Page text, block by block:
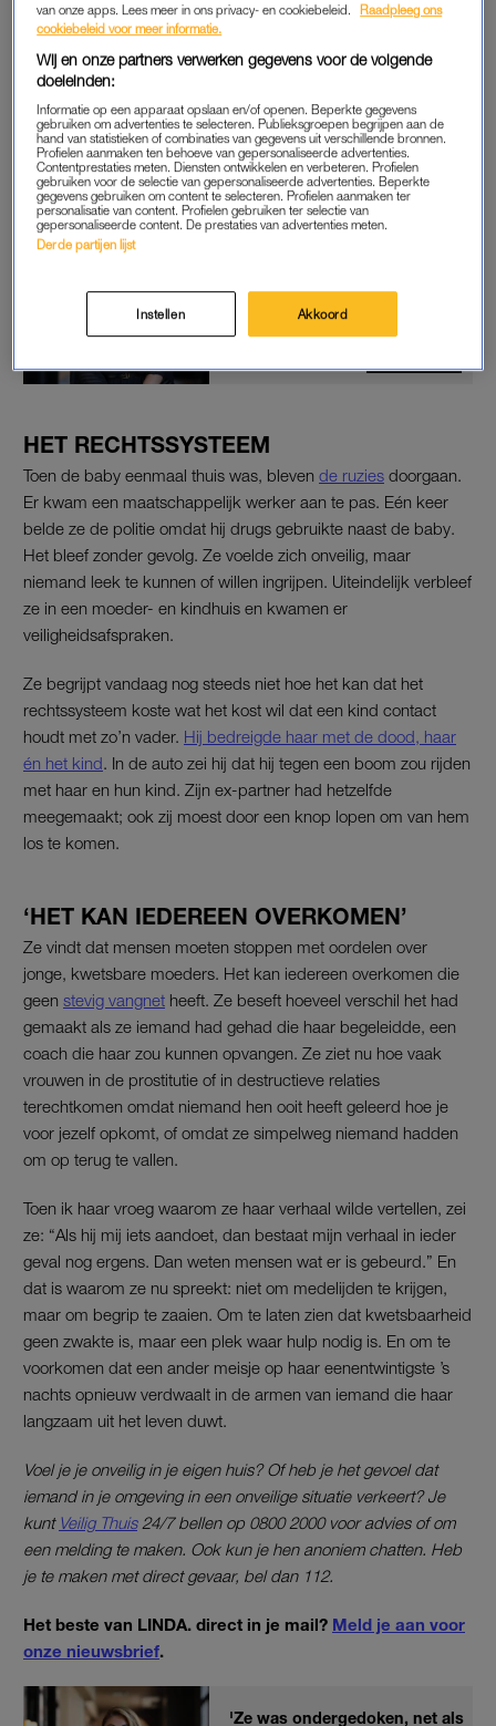
jaloezie was zo groot dat hij zelfs haar adem leek te willen
controleren.
De stress drukte zwaar op haar lichaam. Haar zoon werd
prematuur geboren. Ze verbleef weken in het ziekenhuis en hij
kwam maar kort langs. Thuis sliep hij boven en zij beneden.
Hun relatie was al feitelijk voorbij, maar het was nog niemand
officieel verteld.
ontsnappen. Nu komt hij -
zonder tbs met dwang - weer
vrij'
HET RECHTSSYSTEEM
Toen de baby eenmaal thuis was, bleven de ruzies doorgaan.
Er kwam een maatschappelijk werker aan te pas. Eén keer
belde ze de politie omdat hij drugs gebruikte naast de baby.
Het bleef zonder gevolg. Ze voelde zich onveilig, maar
niemand leek te kunnen of willen ingrijpen. Uiteindelijk verbleef
ze in een moeder- en kindhuis en kwamen er
veiligheidsafspraken.
Ze begrijpt vandaag nog steeds niet hoe het kan dat het
rechtssysteem koste wat het kost wil dat een kind contact
houdt met zo’n vader. Hij bedreigde haar met de dood, haar
én het kind. In de auto zei hij dat hij tegen een boom zou rijden
met haar en hun kind. Zijn ex-partner had hetzelfde
meegemaakt; ook zij moest door een knop lopen om van hem
los te komen.
‘HET KAN IEDEREEN OVERKOMEN’
Ze vindt dat mensen moeten stoppen met oordelen over
jonge, kwetsbare moeders. Het kan iedereen overkomen die
geen stevig vangnet heeft. Ze beseft hoeveel verschil het had
gemaakt als ze iemand had gehad die haar begeleidde, een
coach die haar zou kunnen opvangen. Ze ziet nu hoe vaak
vrouwen in de prostitutie of in destructieve relaties
terechtkomen omdat niemand hen ooit heeft geleerd hoe je
voor jezelf opkomt, of omdat ze simpelweg niemand hadden
om op terug te vallen.
Toen ik haar vroeg waarom ze haar verhaal wilde vertellen, zei
ze: “Als hij mij iets aandoet, dan bestaat mijn verhaal in ieder
geval nog ergens. Dan weten mensen wat er is gebeurd.” En
dat is waarom ze nu spreekt: niet om medelijden te krijgen,
maar om begrip te zaaien. Om te laten zien dat kwetsbaarheid
geen zwakte is, maar een plek waar hulp nodig is. En om te
voorkomen dat een ander meisje op haar eenentwintigste ’s
nachts opnieuw verdwaalt in de armen van iemand die haar
langzaam uit het leven duwt.
Voel je je onveilig in je eigen huis? Of heb je het gevoel dat
iemand in je omgeving in een onveilige situatie verkeert? Je
kunt Veilig Thuis24/7 bellen op 0800 2000 voor advies of om
een melding te maken. Ook kun je hen anoniem chatten. Heb
je te maken met direct gevaar, bel dan 112.
Het beste van LINDA. direct in je mail? Meld je aan voor
onze nieuwsbrief.
'Ze was ondergedoken, net als
van onze apps. Lees meer in ons privacy- en cookiebeleid.
Raadpleeg ons
cookiebeleid voor meer informatie.
Wij en onze partners verwerken gegevens voor de volgende
doeleinden:
Informatie op een apparaat opslaan en/of openen. Beperkte gegevens
gebruiken om advertenties te selecteren. Publieksgroepen begrijpen aan de
hand van statistieken of combinaties van gegevens uit verschillende bronnen.
Profielen aanmaken ten behoeve van gepersonaliseerde advertenties.
Contentprestaties meten. Diensten ontwikkelen en verbeteren. Profielen
gebruiken voor de selectie van gepersonaliseerde advertenties. Beperkte
gegevens gebruiken om content te selecteren. Profielen aanmaken ter
personalisatie van content. Profielen gebruiken ter selectie van
gepersonaliseerde content. De prestaties van advertenties meten.
Derde partijen lijst
Instellen Akkoord